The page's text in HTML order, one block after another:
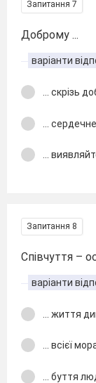
Запитання 7
Доброму ...
варіанти
... скрізь
...
...
Запитання 8
Співчуття –
варіанти
... життя
... всієї
... буття